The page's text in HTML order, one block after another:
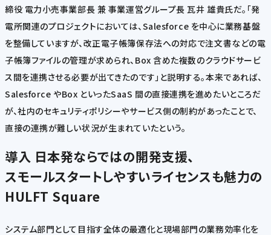
締役 電力小売事業部長 兼 事業運営グループ長 瓦井 雄貴氏だ。「発
電所関連のプロジェクトにおいては、Salesforce を中心に業務基盤
を整備していますが、改正電子帳簿保存法への対応で注文書などの電
子帳簿ファイルの管理が求められ、Box 含めた複数のクラウドサービ
ス間を連携させる必要が出てきたのです」と説明する。本来であれば、
Salesforce やBox といったSaaS 間の直接連携を進めたいところだ
が、社内のセキュリティポリシーやサービス側の制約があったことで、
直接の連携が難しい状況が生まれていたという。
導入 日本発ならではの開発支援、
スモールスタートしやすいライセンスも魅力の
HULFT Square
システム部門として目指す全体の最適化と現場部門の業務効率化を